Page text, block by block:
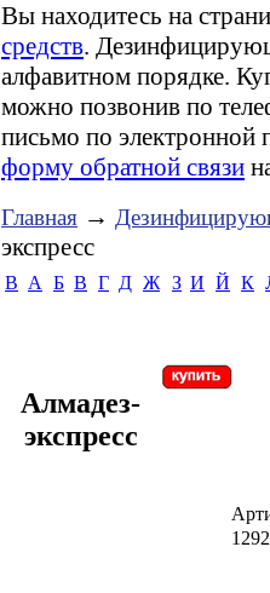
Вы находитесь на
средств.
алфавитном порядке.
можно позвонив по
письмо по электронной
форму обратной связи
Главная →
экспресс
B А Б В Г Д Ж З И Й К
Алмадез-
экспресс